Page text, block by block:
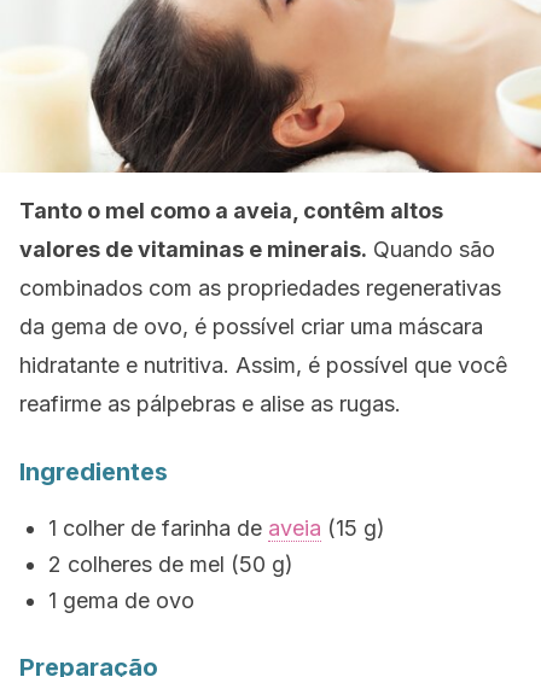
Tanto o mel como a aveia, contêm altos
valores de vitaminas e minerais. Quando são
combinados com as propriedades regenerativas
da gema de ovo, é possível criar uma máscara
hidratante e nutritiva. Assim, é possível que você
reafirme as pálpebras e alise as rugas.
Ingredientes
1 colher de farinha de aveia (15 g)
2 colheres de mel (50 g)
1 gema de ovo
Preparação